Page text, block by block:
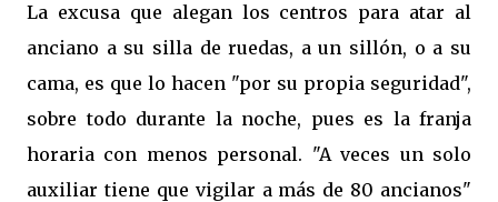
La excusa que alegan los centros para atar al
anciano a su silla de ruedas, a un sillón, o a su
cama, es que lo hacen "por su propia seguridad",
sobre todo durante la noche, pues es la franja
horaria con menos personal. "A veces un solo
auxiliar tiene que vigilar a más de 80 ancianos"